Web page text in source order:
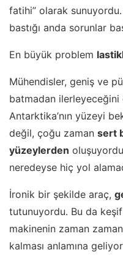
fatihi” olarak
bastığı anda sorunlar
En büyük problem
Mühendisler, geniş ve
batmadan ilerleyeceğini
Antarktika’nın yüzeyi
değil, çoğu zaman sert
yüzeylerden
neredeyse hiç yol
İronik bir şekilde araç,
tutunuyordu. Bu da
makinenin zaman
kalması anlamına